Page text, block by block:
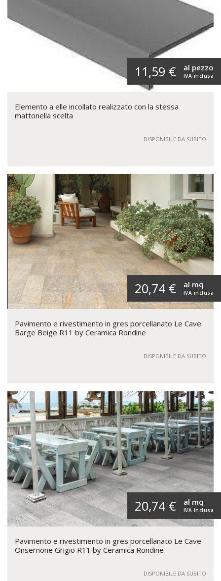
11,59 € IVA inclusa
al pezzo
Elemento a elle incollato realizzato con la stessa
mattonella scelta
DISPONIBILE DA SUBITO
20,74 € IVA inclusa
al mq
Pavimento e rivestimento in gres porcellanato Le Cave
Barge Beige R11 by Ceramica Rondine
DISPONIBILE DA SUBITO
20,74 € IVA inclusa
al mq
Pavimento e rivestimento in gres porcellanato Le Cave
Onsernone Grigio R11 by Ceramica Rondine
DISPONIBILE DA SUBITO